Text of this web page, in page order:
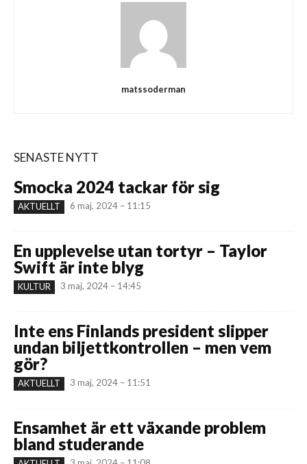
matssoderman
SENASTE NYTT
Smocka 2024 tackar för sig
AKTUELLT 6 maj, 2024 – 11:15
En upplevelse utan tortyr – Taylor
Swift är inte blyg
KULTUR 3 maj, 2024 – 14:45
Inte ens Finlands president slipper
undan biljettkontrollen – men vem
gör?
AKTUELLT 3 maj, 2024 – 11:51
Ensamhet är ett växande problem
bland studerande